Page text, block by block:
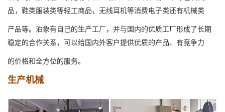
品，鞋类服装类等轻工商品，无线耳机等消费电子类还有机械类
产品等。泊象有自己的生产工厂，并与国内的优质工厂形成了长期
稳定的合作关系，可以给国内外客户提供优质的产品、有竞争力
的价格和全方位的服务。
生产机械